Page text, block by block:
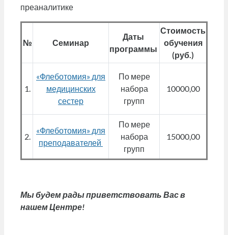
преаналитике
№ Семинар
Даты
программы
Стоимость
обучения
(руб.)
1.
«Флеботомия» для
медицинских
сестер
По мере
набора
групп
10000,00
2.
«Флеботомия» для
преподавателей
По мере
набора
групп
15000,00
Мы будем рады приветствовать Вас в
нашем Центре!